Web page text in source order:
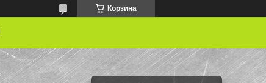
Корзина